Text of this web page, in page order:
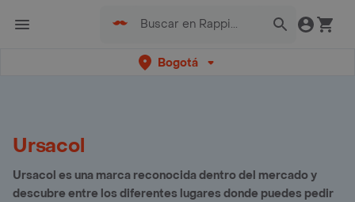
Bogotá
Ursacol
Ursacol es una marca reconocida dentro del mercado y
descubre entre los diferentes lugares donde puedes pedir